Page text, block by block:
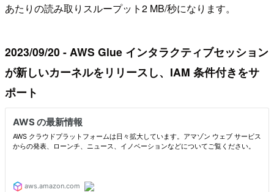
あたりの読み取りスループット2 MB/秒になります。
2023/09/20 - AWS Glue インタラクティブセッション
が新しいカーネルをリリースし、IAM 条件付きをサ
ポート